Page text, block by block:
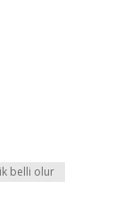
belli olur